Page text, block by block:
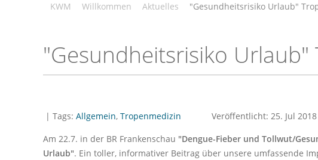
KWM Willkommen Aktuelles "Gesundheitsrisiko Urlaub"
"Gesundheitsrisiko
Veröffentlicht: 25. Jul 2018
| Tags: Allgemein, Tropenmedizin
Am 22.7. in der BR Frankenschau "Dengue-Fieber und Tollwut/
Urlaub". Ein toller, informativer Beitrag über unsere umfassende